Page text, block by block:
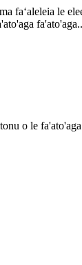
faʻaleleia le
o le